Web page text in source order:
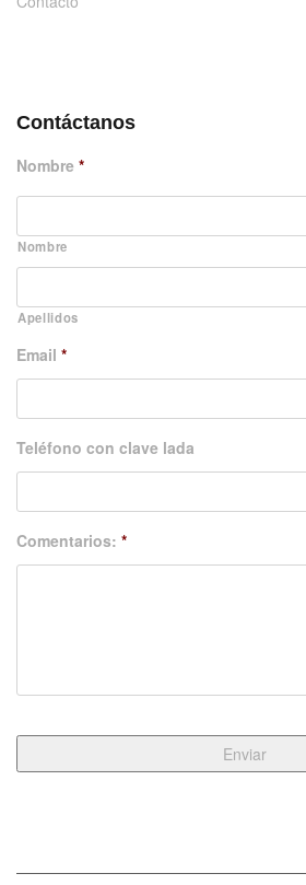
Contáctanos
Nombre *
Nombre
Apellidos
Email *
Teléfono con clave lada
Comentarios: *